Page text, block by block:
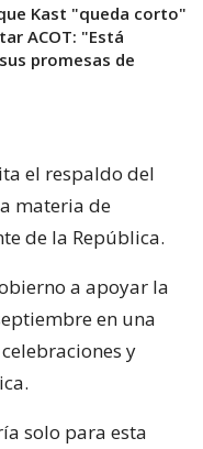
Kast "queda corto"
ACOT: "Está
promesas de
el respaldo del
materia de
de la República.
a apoyar la
en una
y
solo para esta